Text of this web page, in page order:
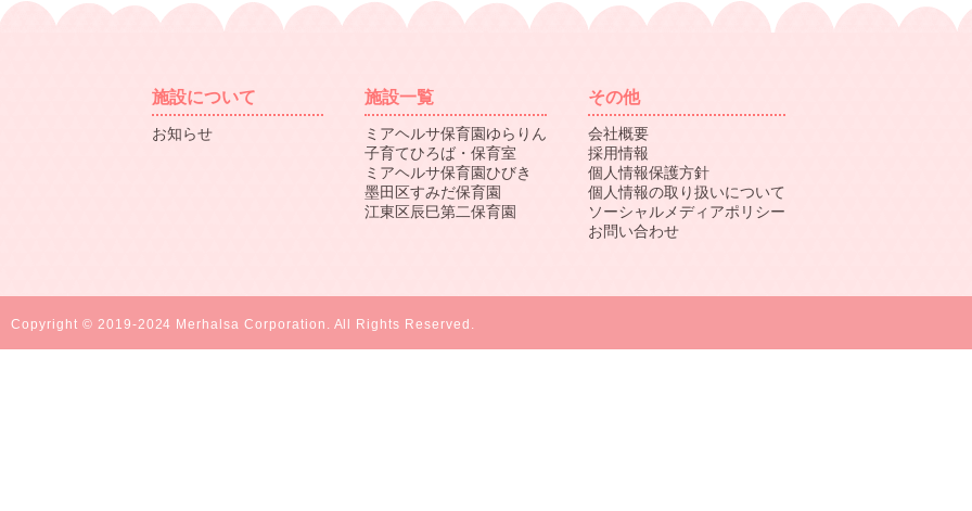
施設について
お知らせ
施設一覧
ミアヘルサ保育園ゆらりん
子育てひろば・保育室
ミアヘルサ保育園ひびき
墨田区すみだ保育園
江東区辰巳第二保育園
その他
会社概要
採用情報
個人情報保護方針
個人情報の取り扱いについて
ソーシャルメディアポリシー
お問い合わせ
Copyright © 2019-2024 Merhalsa Corporation. All Rights Reserved.